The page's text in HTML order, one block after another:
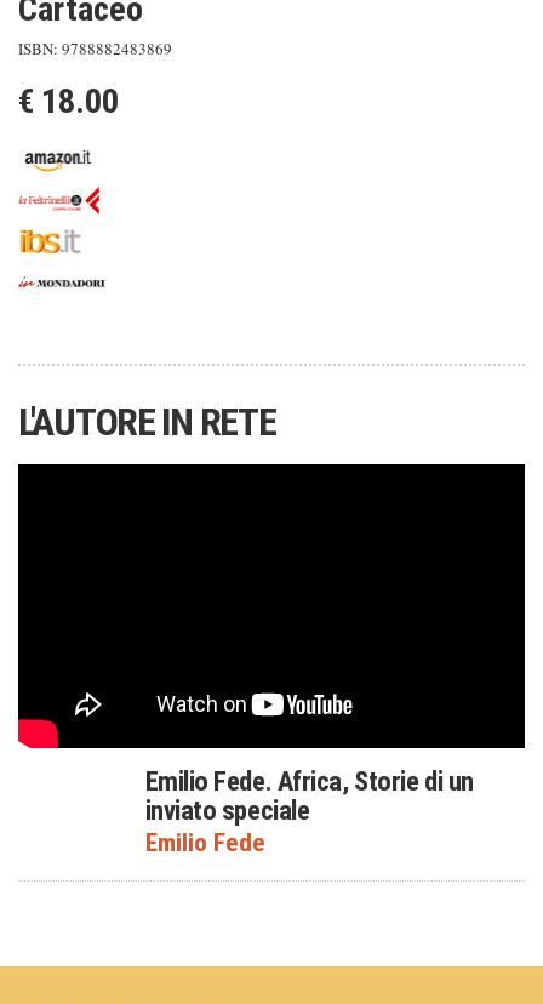
Cartaceo
ISBN: 9788882483869
€ 18.00
L'AUTORE IN RETE
Emilio Fede. Africa, Storie di un
inviato speciale
Emilio Fede